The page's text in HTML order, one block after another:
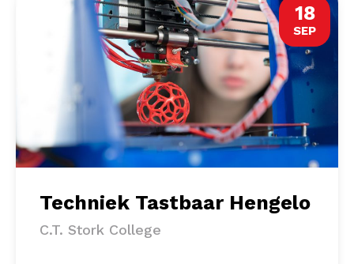
18
SEP
Techniek Tastbaar Hengelo
C.T. Stork College